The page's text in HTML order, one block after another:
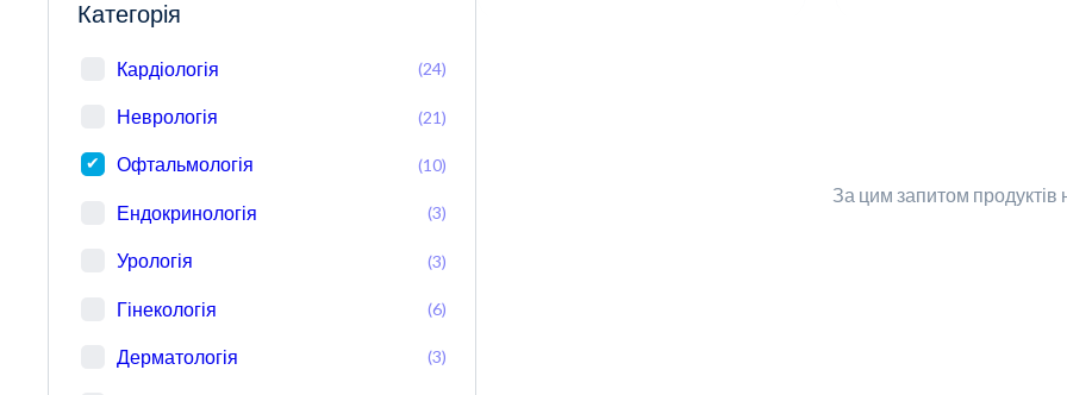
Категорія
Кардіологія (24)
Неврологія (21)
Офтальмологія (10)
Ендокринологія (3)
Урологія (3)
Гінекологія (6)
Дерматологія (3)
За цим запитом